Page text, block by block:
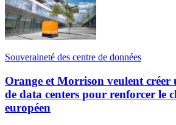
Souveraineté des centre de données
Orange et Morrison veulent créer
de data centers pour renforcer le
européen